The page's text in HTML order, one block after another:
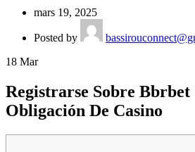
mars 19, 2025
Posted by
18 Mar
Registrarse Sobre Bbrbet
Obligación De Casino